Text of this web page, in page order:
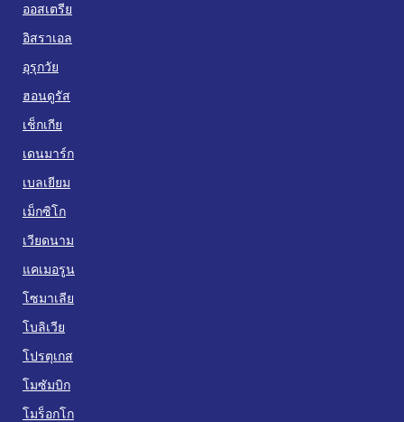
ออสเตรีย
อิสราเอล
อุรุกวัย
ฮอนดูรัส
เช็กเกีย
เดนมาร์ก
เบลเยียม
เม็กซิโก
เวียดนาม
แคเมอรูน
โซมาเลีย
โบลิเวีย
โปรตุเกส
โมซัมบิก
โมร็อกโก